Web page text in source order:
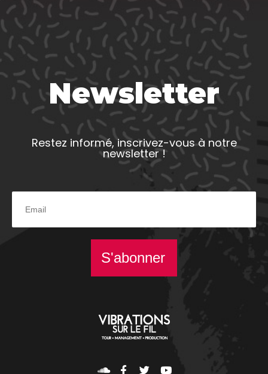
Newsletter
Restez informé, inscrivez-vous à notre
newsletter !
S'abonner